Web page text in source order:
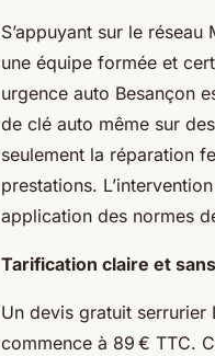
S’appuyant sur le
une équipe formée et
urgence auto Besançon
de clé auto même sur
seulement la réparation
prestations.
application des normes
Tarification claire et
Un devis gratuit serrurier
commence à 89 € TTC.